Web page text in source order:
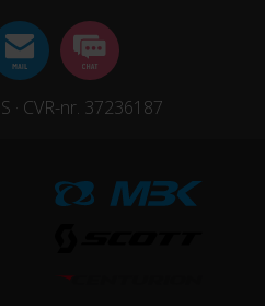
· CVR-nr. 37236187